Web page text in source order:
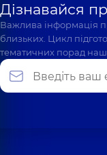
Дізнавайся
Важлива інформація
близьких. Цикл
тематичних порад